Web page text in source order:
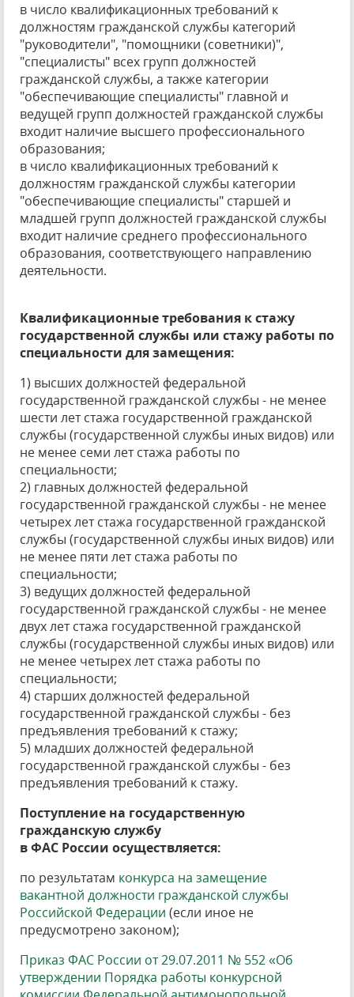
в число квалификационных требований к
должностям гражданской службы категорий
"руководители", "помощники (советники)",
"специалисты" всех групп должностей
гражданской службы, а также категории
"обеспечивающие специалисты" главной и
ведущей групп должностей гражданской службы
входит наличие высшего профессионального
образования;
в число квалификационных требований к
должностям гражданской службы категории
"обеспечивающие специалисты" старшей и
младшей групп должностей гражданской службы
входит наличие среднего профессионального
образования, соответствующего направлению
деятельности.
Квалификационные требования к стажу
государственной службы или стажу работы по
специальности для замещения:
1) высших должностей федеральной
государственной гражданской службы - не менее
шести лет стажа государственной гражданской
службы (государственной службы иных видов) или
не менее семи лет стажа работы по
специальности;
2) главных должностей федеральной
государственной гражданской службы - не менее
четырех лет стажа государственной гражданской
службы (государственной службы иных видов) или
не менее пяти лет стажа работы по
специальности;
3) ведущих должностей федеральной
государственной гражданской службы - не менее
двух лет стажа государственной гражданской
службы (государственной службы иных видов) или
не менее четырех лет стажа работы по
специальности;
4) старших должностей федеральной
государственной гражданской службы - без
предъявления требований к стажу;
5) младших должностей федеральной
государственной гражданской службы - без
предъявления требований к стажу.
Поступление на государственную
гражданскую службу
в ФАС России осуществляется:
по результатам конкурса на замещение
вакантной должности гражданской службы
Российской Федерации (если иное не
предусмотрено законом);
Приказ ФАС России от 29.07.2011 № 552 «Об
утверждении Порядка работы конкурсной